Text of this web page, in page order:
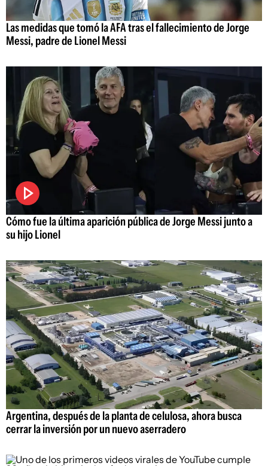
Las medidas que tomó la AFA tras el fallecimiento de Jorge
Messi, padre de Lionel Messi
Cómo fue la última aparición pública de Jorge Messi junto a
su hijo Lionel
Argentina, después de la planta de celulosa, ahora busca
cerrar la inversión por un nuevo aserradero